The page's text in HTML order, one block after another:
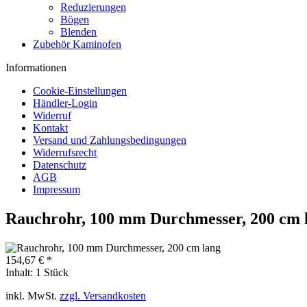
Reduzierungen
Bögen
Blenden
Zubehör Kaminofen
Informationen
Cookie-Einstellungen
Händler-Login
Widerruf
Kontakt
Versand und Zahlungsbedingungen
Widerrufsrecht
Datenschutz
AGB
Impressum
Rauchrohr, 100 mm Durchmesser, 200 cm
154,67 € *
Inhalt: 1 Stück
inkl. MwSt. zzgl. Versandkosten